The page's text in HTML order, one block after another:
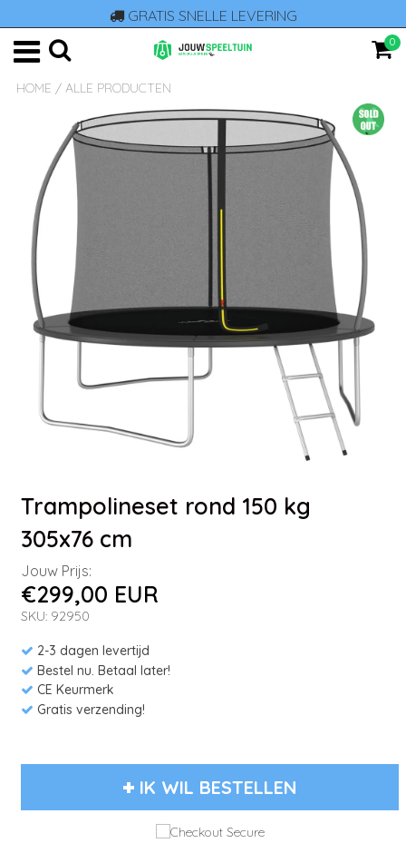
GRATIS SNELLE LEVERING
0
HOME / ALLE PRODUCTEN
Trampolineset rond 150 kg
305x76 cm
Jouw Prijs:
€299,00 EUR
SKU: 92950
2-3 dagen levertijd
Bestel nu. Betaal later!
CE Keurmerk
Gratis verzending!
IK WIL BESTELLEN